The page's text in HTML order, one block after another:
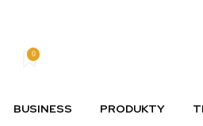
0
BUSINESS PRODUKTY